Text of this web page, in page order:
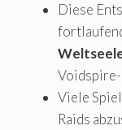
Diese
Viele
Raids